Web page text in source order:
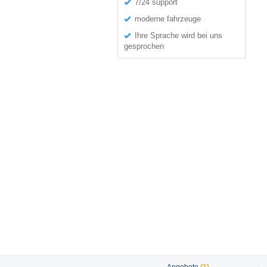
7/24 support
moderne fahrzeuge
Ihre Sprache wird bei uns
gesprochen